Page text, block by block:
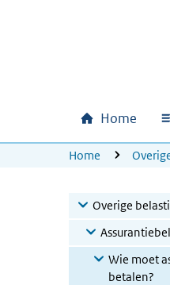
Hoofdnavigatie
Home
U bevindt zich hier:
Home
Overige
Wie moet
betalen?